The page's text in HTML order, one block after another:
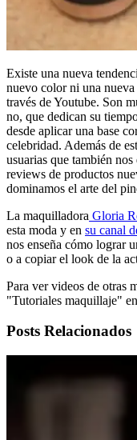
Existe una nueva
nuevo color ni una
través de Youtube. Son
no, que dedican su
desde aplicar una base
celebridad. Además de
usuarias que también
reviews de productos
dominamos el arte del
La maquilladora Gloria
esta moda y en su canal
nos enseña cómo lograr
o a copiar el look de la
Para ver videos de otras
"Tutoriales maquillaje"
Posts Relacionados